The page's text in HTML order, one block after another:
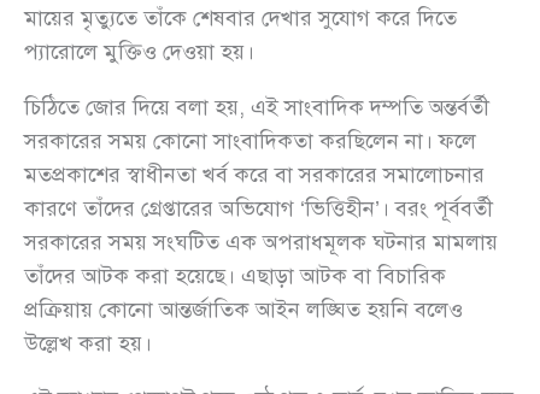
মায়ের মৃত্যুতে তাঁকে শেষবার দেখার সুযোগ করে দিতে
প্যারোলে মুক্তিও দেওয়া হয়।
চিঠিতে জোর দিয়ে বলা হয়, এই সাংবাদিক দম্পতি অন্তর্বর্তী
সরকারের সময় কোনো সাংবাদিকতা করছিলেন না। ফলে
মতপ্রকাশের স্বাধীনতা খর্ব করে বা সরকারের সমালোচনার
কারণে তাঁদের গ্রেপ্তারের অভিযোগ ‘ভিত্তিহীন’। বরং পূর্ববর্তী
সরকারের সময় সংঘটিত এক অপরাধমূলক ঘটনার মামলায়
তাঁদের আটক করা হয়েছে। এছাড়া আটক বা বিচারিক
প্রক্রিয়ায় কোনো আন্তর্জাতিক আইন লঙ্ঘিত হয়নি বলেও
উল্লেখ করা হয়।